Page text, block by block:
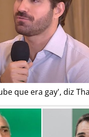
que era gay', diz